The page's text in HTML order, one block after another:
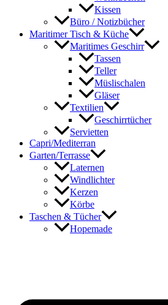
Kissen
Büro / Notizbücher
Maritimer Tisch & Küche
Maritimes Geschirr
Tassen
Teller
Müslischalen
Gläser
Textilien
Geschirrtücher
Servietten
Capri/Mediterran
Garten/Terrasse
Laternen
Windlichter
Kerzen
Körbe
Taschen & Tücher
Hopemade